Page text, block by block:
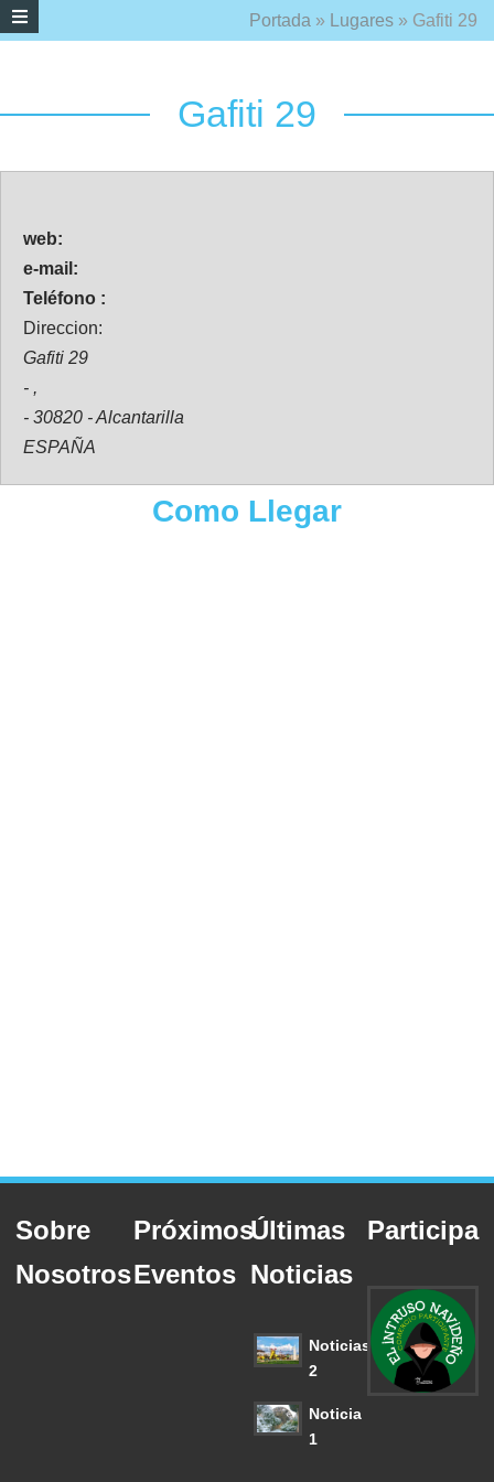
Portada » Lugares » Gafiti 29
Gafiti 29
web:
e-mail:
Teléfono :
Direccion:
Gafiti 29
- ,
- 30820 - Alcantarilla
ESPAÑA
Como Llegar
Sobre
Nosotros
Próximos
Eventos
Últimas
Noticias
Noticias
2
Noticia
1
Participa